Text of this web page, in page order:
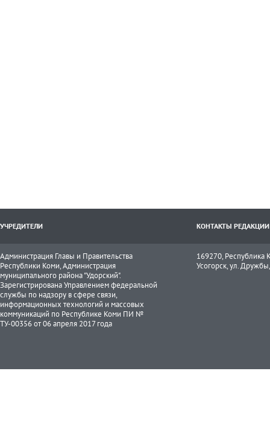
УЧРЕДИТЕЛИ КОНТАКТЫ РЕДАКЦИИ
Администрация Главы и Правительства
Республики Коми, Администрация
муниципального района "Удорский".
Зарегистрирована Управлением федеральной
службы по надзору в сфере связи,
информационных технологий и массовых
коммуникаций по Республике Коми ПИ №
ТУ-00356 от 06 апреля 2017 года
169270, Республика
Усогорск, ул.